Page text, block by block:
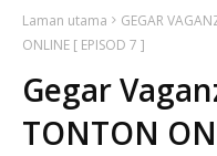
Laman utama GEGAR
ONLINE [ EPISOD 7 ]
Gegar
TONTON